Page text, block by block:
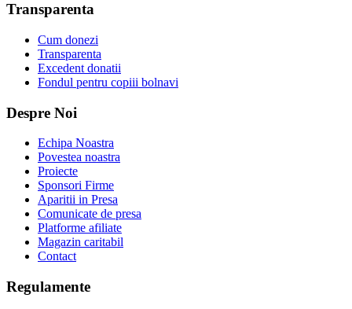
Transparenta
Cum donezi
Transparenta
Excedent donatii
Fondul pentru copiii bolnavi
Despre Noi
Echipa Noastra
Povestea noastra
Proiecte
Sponsori Firme
Aparitii in Presa
Comunicate de presa
Platforme afiliate
Magazin caritabil
Contact
Regulamente